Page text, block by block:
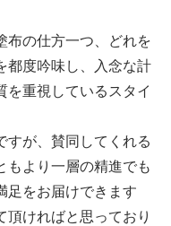
布の仕方一つ、どれを
都度吟味し、入念な計
を重視しているスタイ
すが、賛同してくれる
もより一層の精進でも
足をお届けできます
頂ければと思っており